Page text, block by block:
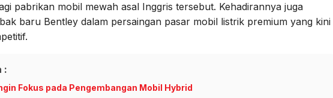
pabrikan mobil mewah asal Inggris tersebut. Kehadirannya juga
baru Bentley dalam persaingan pasar mobil listrik premium yang kini
:
Fokus pada Pengembangan Mobil Hybrid